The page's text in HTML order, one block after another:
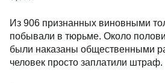
Из 906 признанных виновными
побывали в тюрьме. Около
были наказаны общественными
человек просто заплатили штраф.